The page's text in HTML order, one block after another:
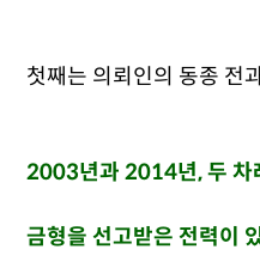
첫째는 의뢰인의 동종 전
2003년과 2014년, 두 차
금형을 선고받은 전력이